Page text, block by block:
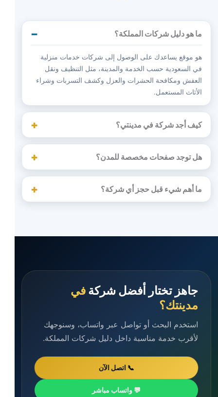
ما هو دليل شركات المملكة؟
هو موقع يساعدك على الوصول إلى شركات خدمات منزلية
في السعودية حسب الخدمة والمدينة، مثل التنظيف ونقل
العفش ومكافحة الحشرات والعزل وكشف التسربات وشراء
الأثاث المستعمل.
كيف أجد شركة في مدينتي؟
هل توجد صفحات مخصصة للمدن؟
ما أهم شيء قبل حجز أي شركة؟
جاهز تختار أفضل شركة في
مدينتك؟
استخدم البحث أو تواصل عبر واتساب، وسنوجهك
لأقرب خدمة مناسبة داخل دليل شركات المملكة.
📞 اتصل الآن
💬 واتساب مباشر